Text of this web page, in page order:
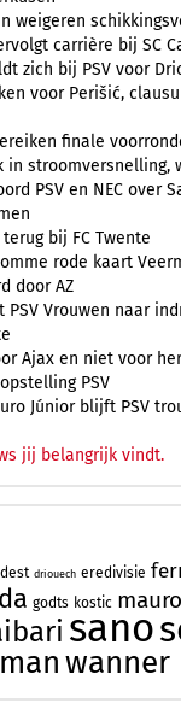
weigeren
carrière bij SC
zich bij PSV voor
voor Perišić,
finale
in stroomversnelling,
PSV en NEC over
bij FC Twente
rode kaart
door AZ
PSV Vrouwen naar
Ajax en niet voor
PSV
Júnior blijft PSV
jij belangrijk vindt.
dest driouech eredivisie
godts kostic mauro
sano
wanner